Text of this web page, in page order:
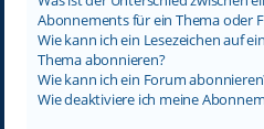
Abonnements für ein Thema oder
Wie kann ich ein Lesezeichen auf
Thema abonnieren?
Wie kann ich ein Forum
Wie deaktiviere ich meine